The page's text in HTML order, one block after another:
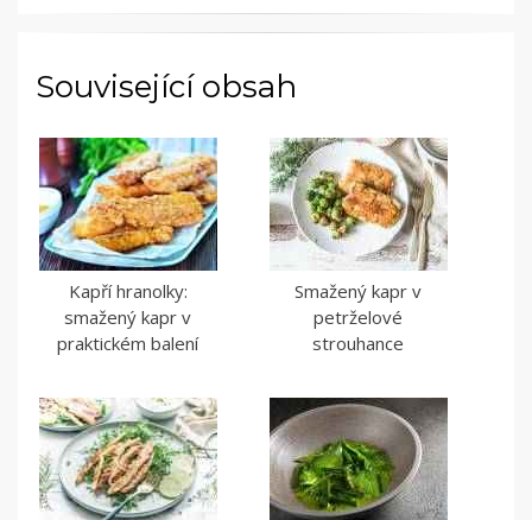
Související obsah
Kapří hranolky:
smažený kapr v
praktickém balení
Smažený kapr v
petrželové
strouhance